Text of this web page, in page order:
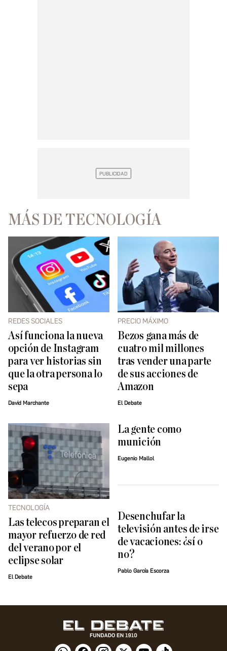
MÁS DE TECNOLOGÍA
REDES SOCIALES
Así funciona la nueva
opción de Instagram
para ver historias sin
que la otra persona lo
sepa
David Marchante
PRECIO MÁXIMO
Bezos gana más de
cuatro mil millones
tras vender una parte
de sus acciones de
Amazon
El Debate
TECNOLOGÍA
Las telecos preparan el
mayor refuerzo de red
del verano por el
eclipse solar
El Debate
La gente como
munición
Eugenio Mallol
Desenchufar la
televisión antes de irse
de vacaciones: ¿sí o
no?
Pablo García Escorza